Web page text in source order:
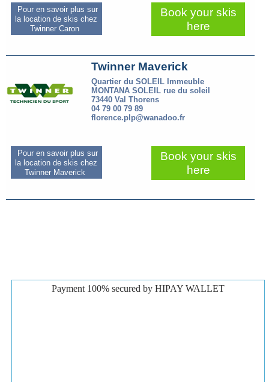
Pour en savoir plus sur
la location de skis chez
Twinner Caron
Book your skis
here
Twinner Maverick
Quartier du SOLEIL Immeuble
MONTANA SOLEIL rue du soleil
73440 Val Thorens
04 79 00 79 89
florence.plp@wanadoo.fr
Pour en savoir plus sur
la location de skis chez
Twinner Maverick
Book your skis
here
Payment 100% secured by HIPAY WALLET